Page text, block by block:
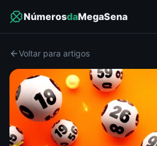
NúmerosdaMegaSena
Voltar para artigos